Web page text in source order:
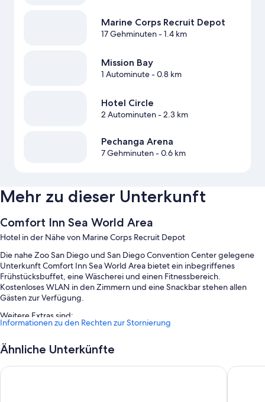
Marine Corps Recruit Depot
17 Gehminuten- 1.4 km
Mission Bay
1 Autominute- 0.8 km
Hotel Circle
2 Autominuten- 2.3 km
Pechanga Arena
7 Gehminuten- 0.6 km
Mehr zu dieser Unterkunft
Comfort Inn Sea World Area
Hotel in der Nähe von Marine Corps Recruit Depot
Die nahe Zoo San Diego und San Diego Convention Center gelegene
Unterkunft Comfort Inn Sea World Area bietet ein inbegriffenes
Frühstücksbuffet, eine Wäscherei und einen Fitnessbereich.
Kostenloses WLAN in den Zimmern und eine Snackbar stehen allen
Gästen zur Verfügung.
Weitere Extras sind:
Eine rund um die Uhr besetzte Rezeption, mehrsprachiges Personal
Gepäckaufbewahrung, Gartenmöbel und ein PC-Arbeitsplatz
Informationen zu den Rechten zur Stornierung
Ähnliche Unterkünfte
Best Western Inn & Suites San Diego – Zoo/SeaWorld Area